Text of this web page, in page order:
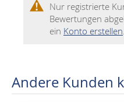
Nur registrierte
Bewertungen
ein Konto erstellen
Andere Kunden